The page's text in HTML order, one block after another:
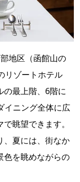
地区（函館山の
リゾートホテル
の最上階、6階に
イニング全体に広
眺望できます。
、夏には、街なか
色を眺めながらの